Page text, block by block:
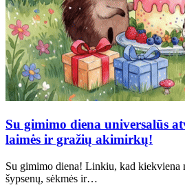
Su gimimo diena universalūs
laimės ir gražių akimirkų!
Su gimimo diena! Linkiu, kad kiekviena
šypsenų, sėkmės ir…